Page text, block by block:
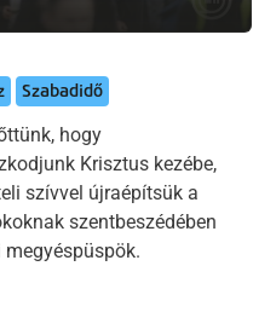
Szabadidő
hogy
Krisztus kezébe,
szívvel újraépítsük a
szentbeszédében